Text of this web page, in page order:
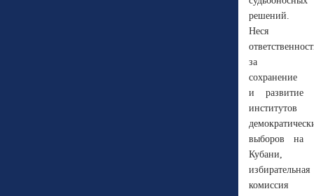
решений.
Неся
за
сохранение
и развитие
институтов
выборов на
Кубани,
избирательная
комиссия